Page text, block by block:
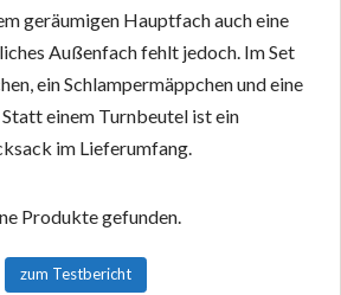
geräumigen Hauptfach auch eine
Außenfach fehlt jedoch. Im Set
ein Schlampermäppchen und eine
einem Turnbeutel ist ein
im Lieferumfang.
Produkte gefunden.
zum Testbericht